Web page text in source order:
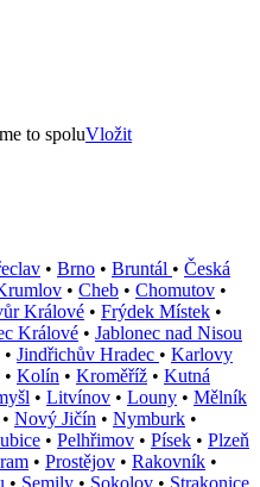
to spoluVložit
• Brno • Bruntál • Česká
• Cheb • Chomutov •
Králové • Frýdek Místek •
Králové • Jablonec nad Nisou
• Jindřichův Hradec • Karlovy
• Kolín • Kroměříž • Kutná
• Litvínov • Louny • Mělník
• Nový Jičín • Nymburk •
• Pelhřimov • Písek • Plzeň
• Prostějov • Rakovník •